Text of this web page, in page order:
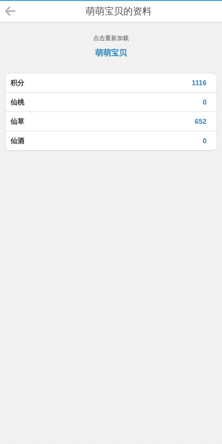
萌萌宝贝的资料
点击重新加载
萌萌宝贝
1116
积分
0
仙桃
652
仙草
0
仙酒